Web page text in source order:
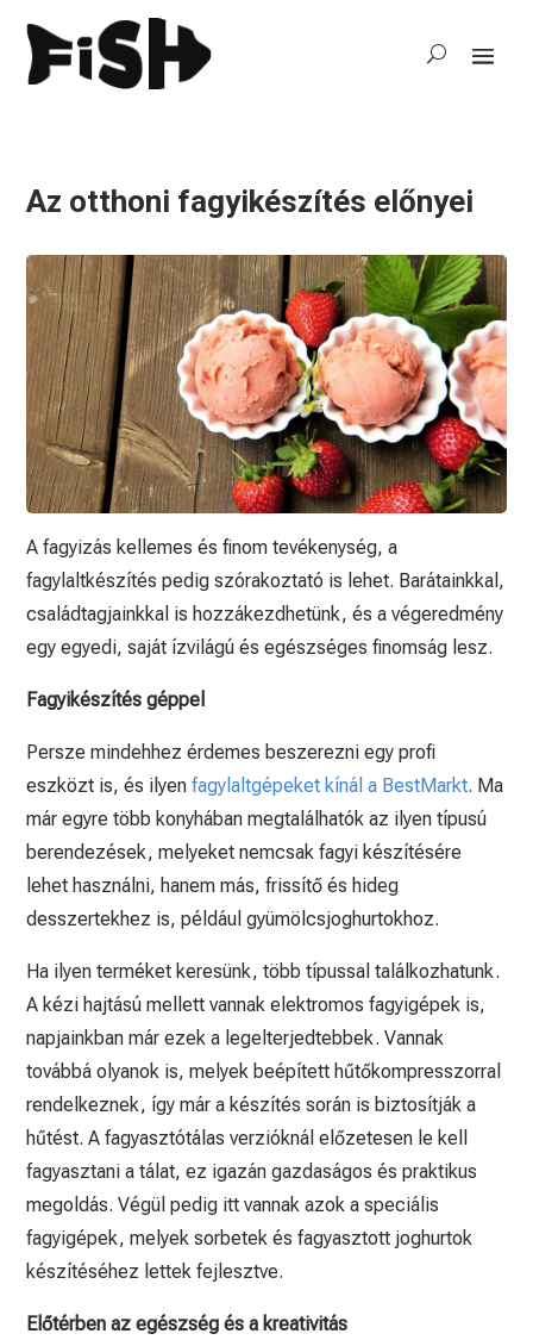
Az otthoni fagyikészítés előnyei
A fagyizás kellemes és finom tevékenység, a
fagylaltkészítés pedig szórakoztató is lehet. Barátainkkal,
családtagjainkkal is hozzákezdhetünk, és a végeredmény
egy egyedi, saját ízvilágú és egészséges finomság lesz.
Fagyikészítés géppel
Persze mindehhez érdemes beszerezni egy profi
eszközt is, és ilyenfagylaltgépeket kínál a BestMarkt. Ma
már egyre több konyhában megtalálhatók az ilyen típusú
berendezések, melyeket nemcsak fagyi készítésére
lehet használni, hanem más, frissítő és hideg
desszertekhez is, például gyümölcsjoghurtokhoz.
Ha ilyen terméket keresünk, több típussal találkozhatunk.
A kézi hajtású mellett vannak elektromos fagyigépek is,
napjainkban már ezek a legelterjedtebbek. Vannak
továbbá olyanok is, melyek beépített hűtőkompresszorral
rendelkeznek, így már a készítés során is biztosítják a
hűtést. A fagyasztótálas verzióknál előzetesen le kell
fagyasztani a tálat, ez igazán gazdaságos és praktikus
megoldás. Végül pedig itt vannak azok a speciális
fagyigépek, melyek sorbetek és fagyasztott joghurtok
készítéséhez lettek fejlesztve.
Előtérben az egészség és a kreativitás